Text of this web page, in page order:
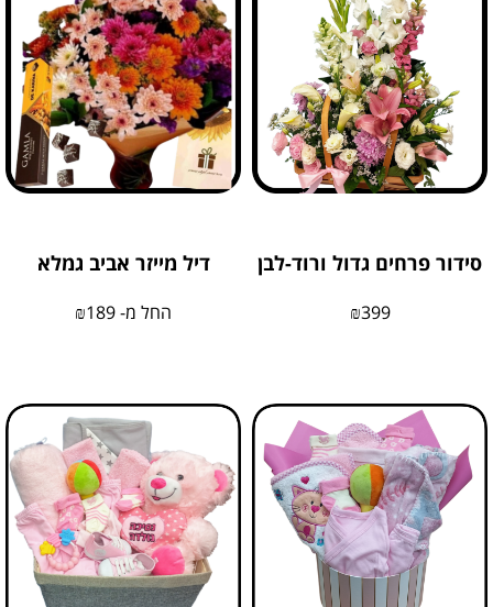
סידור פרחים גדול ורוד-לבן
₪399
דיל מייזר אביב גמלא
החל מ- ₪189